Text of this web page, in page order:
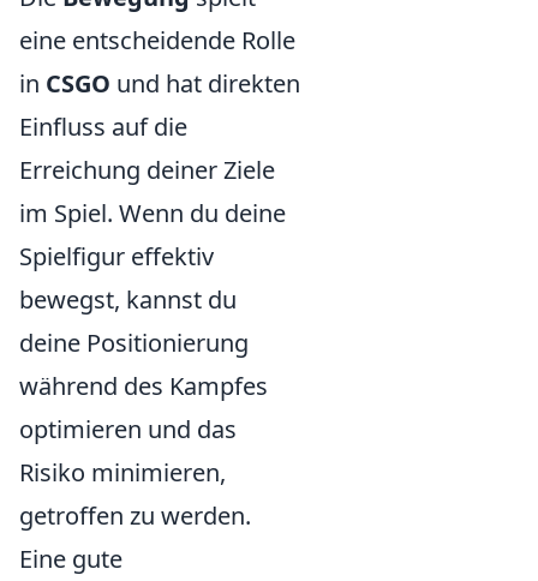
eine entscheidende Rolle
in CSGO und hat direkten
Einfluss auf die
Erreichung deiner Ziele
im Spiel. Wenn du deine
Spielfigur effektiv
bewegst, kannst du
deine Positionierung
während des Kampfes
optimieren und das
Risiko minimieren,
getroffen zu werden.
Eine gute